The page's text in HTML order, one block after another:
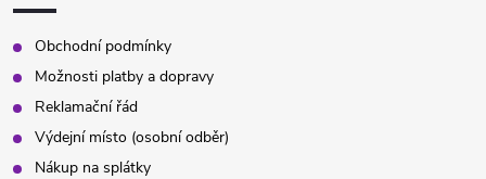
Obchodní podmínky
Možnosti platby a dopravy
Reklamační řád
Výdejní místo (osobní odběr)
Nákup na splátky